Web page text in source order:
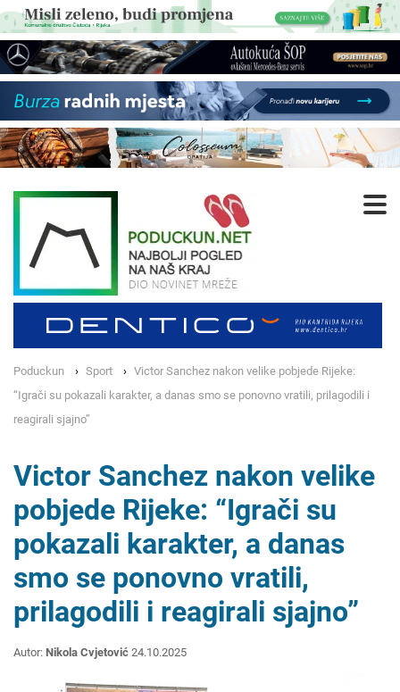
Poduckun Sport
Victor Sanchez nakon velike pobjede Rijeke:
“Igrači su pokazali karakter, a danas smo se ponovno vratili, prilagodili i
reagirali sjajno”
Victor Sanchez nakon velike
pobjede Rijeke: “Igrači su
pokazali karakter, a danas
smo se ponovno vratili,
prilagodili i reagirali sjajno”
Autor: Nikola Cvjetović 24.10.2025